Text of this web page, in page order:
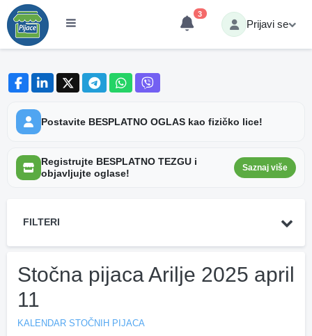
3
Prijavi se
Postavite BESPLATNO OGLAS kao fizičko lice!
Registrujte BESPLATNO TEZGU i
objavljujte oglase!
Saznaj više
FILTERI
Stočna pijaca Arilje 2025 april
11
KALENDAR STOČNIH PIJACA